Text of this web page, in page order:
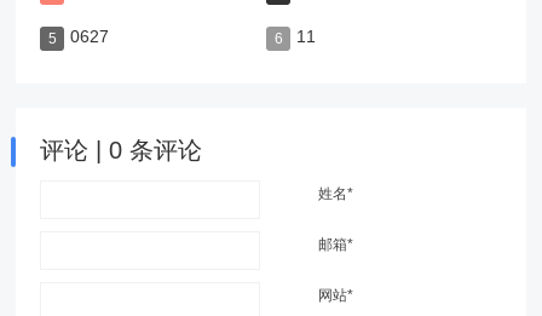
0627 11
评论 | 0 条评论
姓名*
邮箱*
网站*